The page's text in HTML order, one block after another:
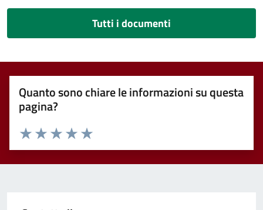
Tutti i documenti
Quanto sono chiare le informazioni su questa
pagina?
Valuta 5 stelle su 5
Valuta 4 stelle su 5
Valuta 3 stelle su 5
Valuta 2 stelle su 5
Valuta 1 stelle su 5